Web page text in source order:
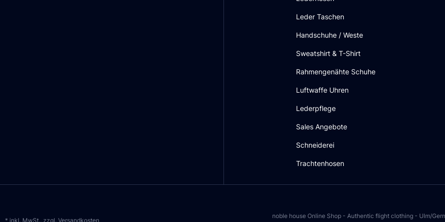
Leder Taschen
Handschuhe / Weste
Sweatshirt & T-Shirt
Rahmengenähte Schuhe
Luftwaffe Uhren
Lederpflege
Sales Angebote
Schneiderei
Trachtenhosen
* inkl. MwSt., zzgl. Versandkosten
noble house Online Shop - Authentic flight clothing - Ulm/